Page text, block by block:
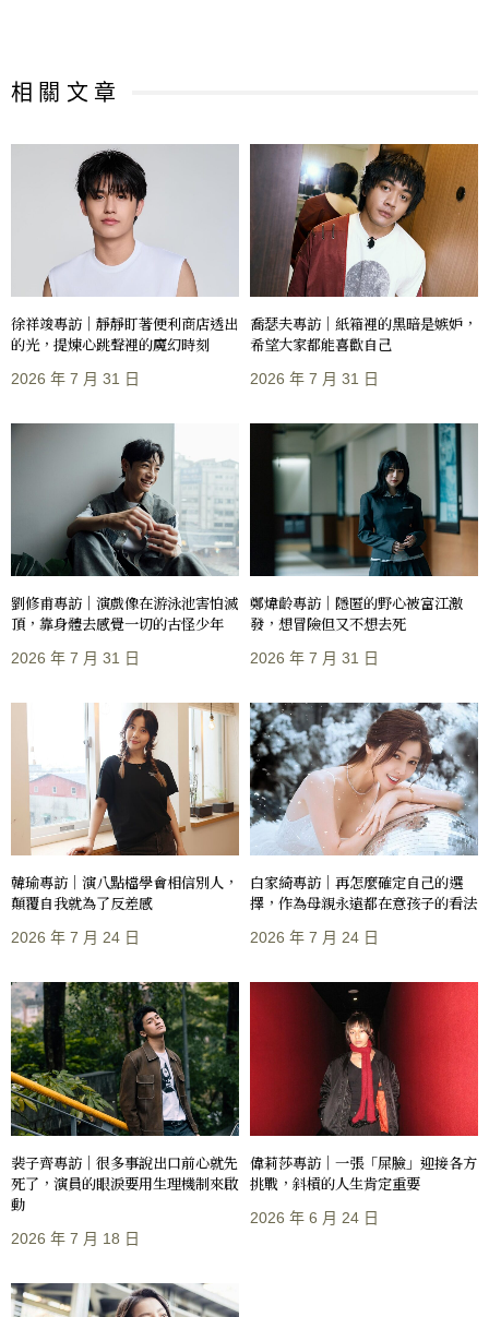
相 關 文 章
徐祥竣專訪｜靜靜盯著便利商店透出
的光，提煉心跳聲裡的魔幻時刻
2026 年 7 月 31 日
喬瑟夫專訪｜紙箱裡的黑暗是嫉妒，
希望大家都能喜歡自己
2026 年 7 月 31 日
劉修甫專訪｜演戲像在游泳池害怕滅
頂，靠身體去感覺一切的古怪少年
2026 年 7 月 31 日
鄭煒齡專訪｜隱匿的野心被富江激
發，想冒險但又不想去死
2026 年 7 月 31 日
韓瑜專訪｜演八點檔學會相信別人，
顛覆自我就為了反差感
2026 年 7 月 24 日
白家綺專訪｜再怎麼確定自己的選
擇，作為母親永遠都在意孩子的看法
2026 年 7 月 24 日
裴子齊專訪｜很多事說出口前心就先
死了，演員的眼淚要用生理機制來啟
動
2026 年 7 月 18 日
偉莉莎專訪｜一張「屎臉」迎接各方
挑戰，斜槓的人生肯定重要
2026 年 6 月 24 日